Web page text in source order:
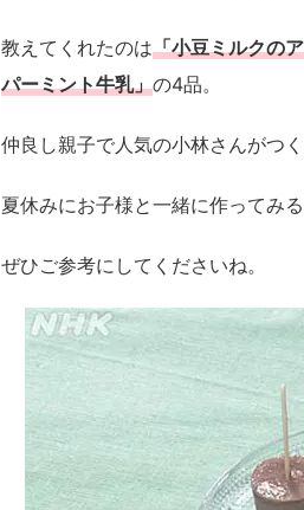
教えてくれたのは「小豆ミルクの
パーミント牛乳」の4品。
仲良し親子で人気の小林さんがつ
夏休みにお子様と一緒に作ってみ
ぜひご参考にしてくださいね。